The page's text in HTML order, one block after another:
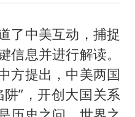
了中美互动，捕捉
信息并进行解读。
方提出，中美两国
”，开创大国关系